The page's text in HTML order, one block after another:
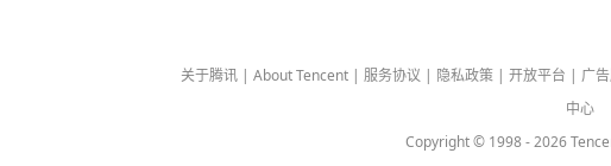
关于腾讯 | About Tencent | 服务协议 | 隐私政策 | 开放平台 | 广
中心
Copyright © 1998 -2026